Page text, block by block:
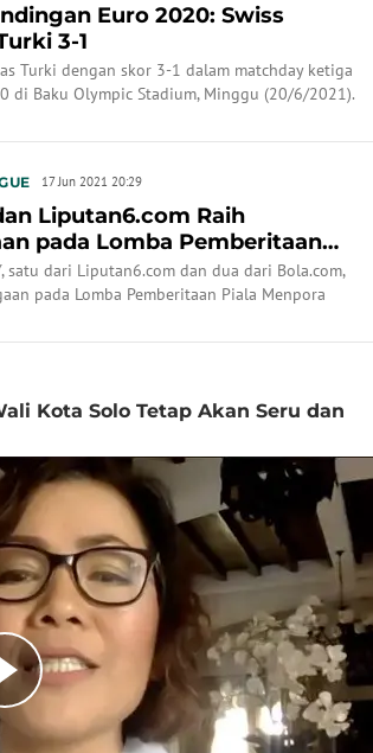
Euro 2020: Swiss
3-1
Turki dengan skor 3-1 dalam matchday ketiga
di Baku Olympic Stadium, Minggu (20/6/2021).
17 Jun 2021 20:29
Liputan6.com Raih
pada Lomba Pemberitaan
2021
satu dari Liputan6.com dan dua dari Bola.com,
pada Lomba Pemberitaan Piala Menpora
Kota Solo Tetap Akan Seru dan